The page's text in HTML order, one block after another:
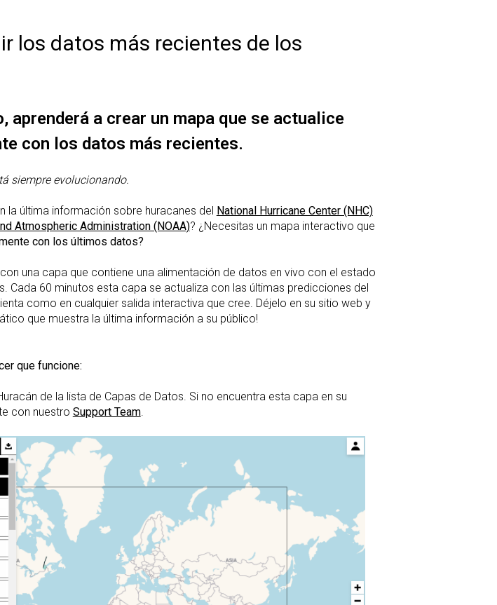
los datos más recientes de los
aprenderá a crear un mapa que se actualice
con los datos más recientes.
siempre evolucionando.
la última información sobre huracanes del National Hurricane Center (NHC)
Atmospheric Administration (NOAA)? ¿Necesitas un mapa interactivo que
con los últimos datos?
una capa que contiene una alimentación de datos en vivo con el estado
Cada 60 minutos esta capa se actualiza con las últimas predicciones del
como en cualquier salida interactiva que cree. Déjelo en su sitio web y
que muestra la última información a su público!
que funcione:
de la lista de Capas de Datos. Si no encuentra esta capa en su
con nuestro Support Team.